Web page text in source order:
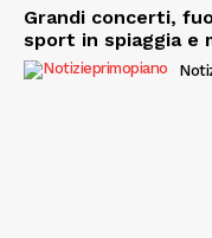
Grandi concerti,
sport in spiaggia e